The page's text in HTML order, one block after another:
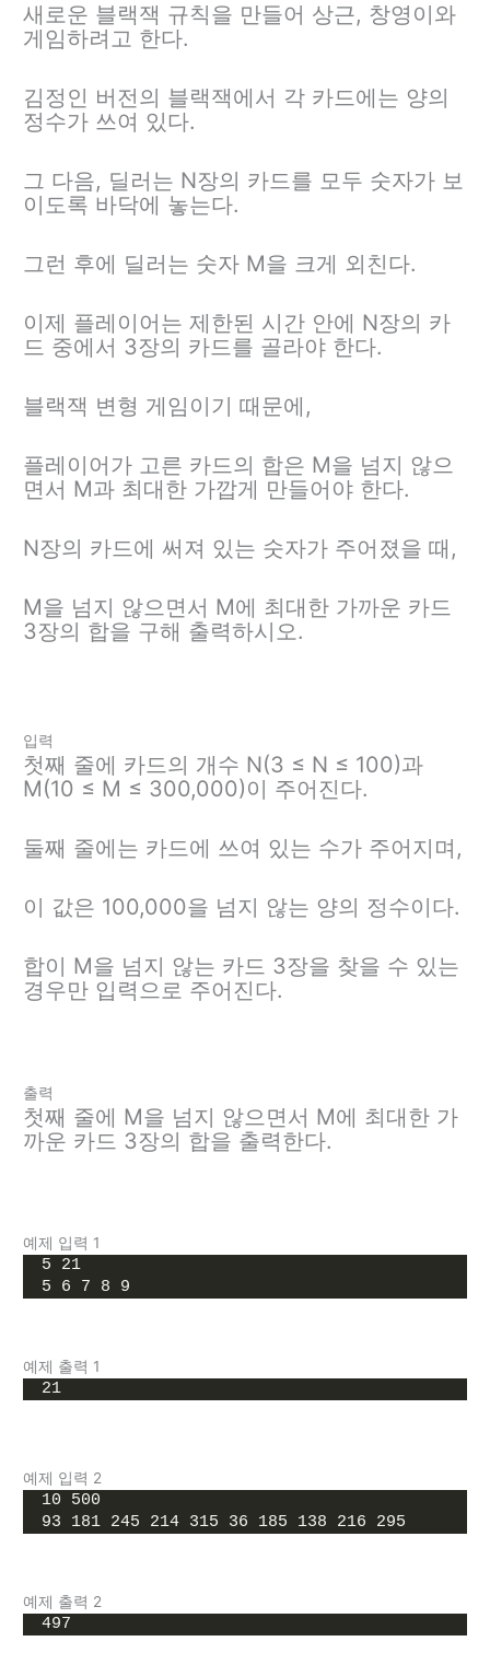
새로운 블랙잭 규칙을 만들어 상근, 창영이와
게임하려고 한다.
김정인 버전의 블랙잭에서 각 카드에는 양의
정수가 쓰여 있다.
그 다음, 딜러는 N장의 카드를 모두 숫자가 보
이도록 바닥에 놓는다.
그런 후에 딜러는 숫자 M을 크게 외친다.
이제 플레이어는 제한된 시간 안에 N장의 카
드 중에서 3장의 카드를 골라야 한다.
블랙잭 변형 게임이기 때문에,
플레이어가 고른 카드의 합은 M을 넘지 않으
면서 M과 최대한 가깝게 만들어야 한다.
N장의 카드에 써져 있는 숫자가 주어졌을 때,
M을 넘지 않으면서 M에 최대한 가까운 카드
3장의 합을 구해 출력하시오.
입력
첫째 줄에 카드의 개수 N(3 ≤ N ≤ 100)과
M(10 ≤ M ≤ 300,000)이 주어진다.
둘째 줄에는 카드에 쓰여 있는 수가 주어지며,
이 값은 100,000을 넘지 않는 양의 정수이다.
합이 M을 넘지 않는 카드 3장을 찾을 수 있는
경우만 입력으로 주어진다.
출력
첫째 줄에 M을 넘지 않으면서 M에 최대한 가
까운 카드 3장의 합을 출력한다.
예제 입력 1
5 21
5 6 7 8 9
예제 출력 1
21
예제 입력 2
10 500
93 181 245 214 315 36 185 138 216 295
예제 출력 2
497